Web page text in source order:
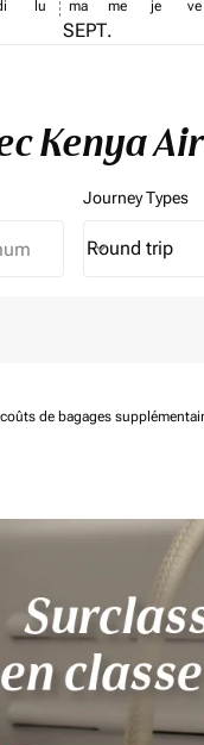
lu ma
SEPT.
me je ve
Kenya
Journey Types
Journey
Round trip
keyboard_arrow_down
de bagages